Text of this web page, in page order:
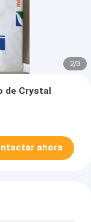
2/3
de Crystal
ahora